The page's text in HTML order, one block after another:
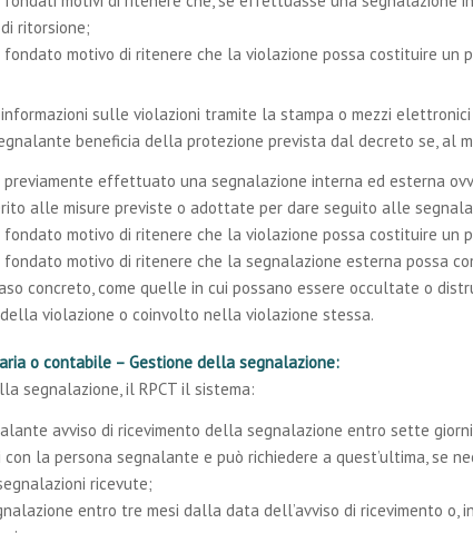
ritorsione;
motivo di ritenere che la violazione possa costituire un
sulle violazioni tramite la stampa o mezzi
beneficia della protezione prevista dal decreto se, al
effettuato una segnalazione interna ed esterna
alle misure previste o adottate per dare seguito alle
motivo di ritenere che la violazione possa costituire un
motivo di ritenere che la segnalazione esterna possa
concreto, come quelle in cui possano essere occultate o
violazione o coinvolto nella violazione stessa.
o contabile – Gestione della segnalazione:
segnalazione, il RPCT il sistema:
avviso di ricevimento della segnalazione entro sette
la persona segnalante e può richiedere a quest’ultima, se
ricevute;
entro tre mesi dalla data dell’avviso di ricevimento